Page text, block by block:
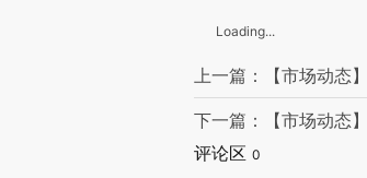
Loading...
上一篇：【市场动态
下一篇：【市场动态
评论区 0